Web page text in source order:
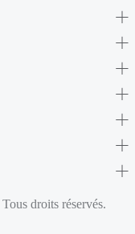
droits réservés.